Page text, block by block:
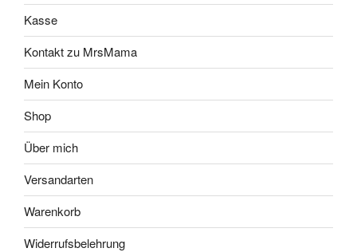
Kasse
Kontakt zu MrsMama
Mein Konto
Shop
Über mich
Versandarten
Warenkorb
Widerrufsbelehrung